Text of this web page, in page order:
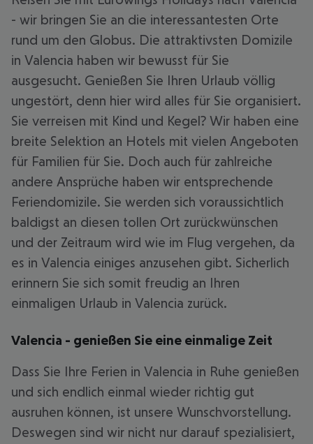
- wir bringen Sie an die interessantesten Orte
rund um den Globus. Die attraktivsten Domizile
in Valencia haben wir bewusst für Sie
ausgesucht. Genießen Sie Ihren Urlaub völlig
ungestört, denn hier wird alles für Sie organisiert.
Sie verreisen mit Kind und Kegel? Wir haben eine
breite Selektion an Hotels mit vielen Angeboten
für Familien für Sie. Doch auch für zahlreiche
andere Ansprüche haben wir entsprechende
Feriendomizile. Sie werden sich voraussichtlich
baldigst an diesen tollen Ort zurückwünschen
und der Zeitraum wird wie im Flug vergehen, da
es in Valencia einiges anzusehen gibt. Sicherlich
erinnern Sie sich somit freudig an Ihren
einmaligen Urlaub in Valencia zurück.
Valencia - genießen Sie eine einmalige Zeit
Dass Sie Ihre Ferien in Valencia in Ruhe genießen
und sich endlich einmal wieder richtig gut
ausruhen können, ist unsere Wunschvorstellung.
Deswegen sind wir nicht nur darauf spezialisiert,